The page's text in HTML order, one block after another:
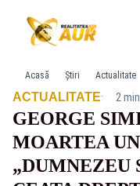
Acasă Știri Actualitate
ACTUALITATE· 2
GEORGE
MOARTEA
„DUMNEZEU